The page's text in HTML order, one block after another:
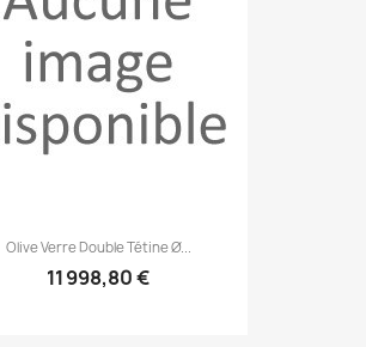
Olive Verre Double Tétine Ø...
11 998,80 €